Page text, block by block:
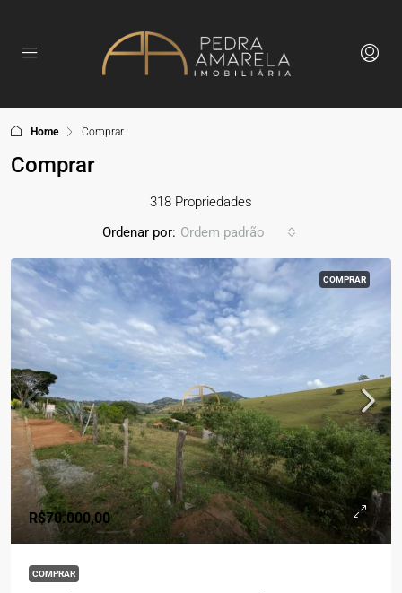
Home Comprar
Comprar
318 Propriedades
Ordenar por: Ordem padrão
COMPRAR
R$70.000,00
COMPRAR